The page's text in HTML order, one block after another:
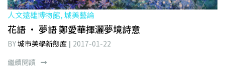
人文遠雄博物館, 城美藝論
花語 · 夢語 鄭愛華揮灑夢境詩意
BY城市美學新態度
2017-01-22
繼續閱讀